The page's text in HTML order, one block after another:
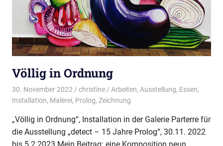
Völlig in Ordnung
30. November 2022 christine Arbeiten, Ausstellung, Essen,
Installation, Malerei, Prolog, Zeichnung
„Völlig in Ordnung“, Installation in der Galerie Parterre für
die Ausstellung „detect – 15 Jahre Prolog“, 30.11. 2022